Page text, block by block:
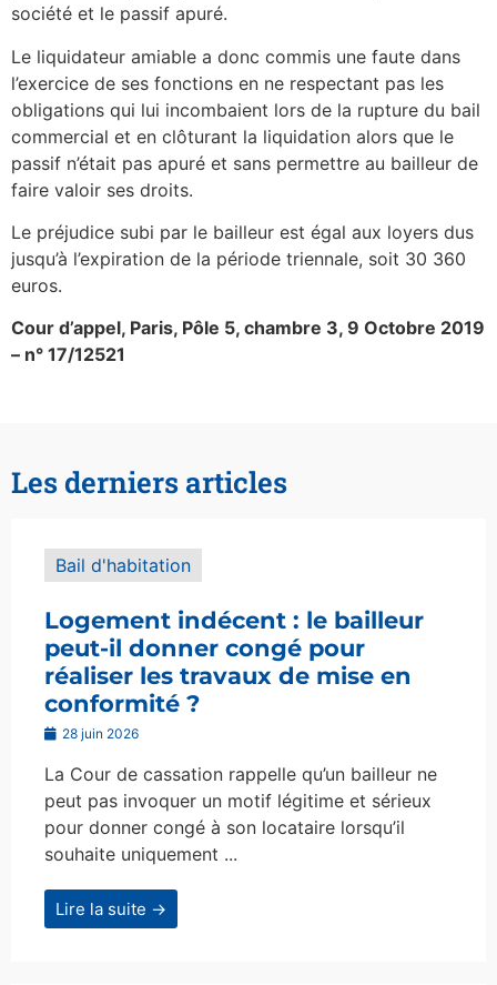
société et le passif apuré.
Le liquidateur amiable a donc commis une faute dans
l’exercice de ses fonctions en ne respectant pas les
obligations qui lui incombaient lors de la rupture du bail
commercial et en clôturant la liquidation alors que le
passif n’était pas apuré et sans permettre au bailleur de
faire valoir ses droits.
Le préjudice subi par le bailleur est égal aux loyers dus
jusqu’à l’expiration de la période triennale, soit 30 360
euros.
Cour d’appel, Paris, Pôle 5, chambre 3, 9 Octobre 2019
– n° 17/12521
Les derniers articles
Bail d'habitation
Logement indécent : le bailleur
peut-il donner congé pour
réaliser les travaux de mise en
conformité ?
28 juin 2026
La Cour de cassation rappelle qu’un bailleur ne
peut pas invoquer un motif légitime et sérieux
pour donner congé à son locataire lorsqu’il
souhaite uniquement ...
Lire la suite →